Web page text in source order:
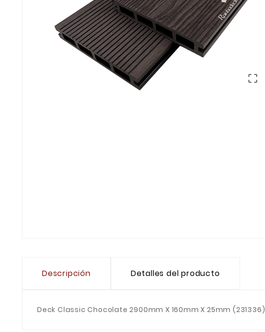

Descripción Detalles del producto
Deck Classic Chocolate 2900mm X 160mm X 25mm (231336)